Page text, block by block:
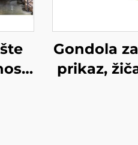
Gondola
prikaz,